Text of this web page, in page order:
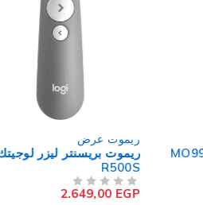
ريموت عرض
ريموت بريسنتر ليزر لوجيتك
R500S
2.649,00